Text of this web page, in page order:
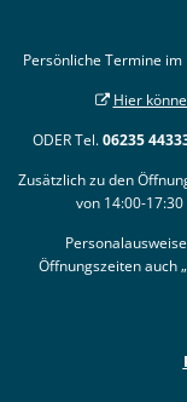
Persönliche Termine
Hier
ODER Tel.06235
Zusätzlich zu den
von 14:00-
Öffnungszeiten auch